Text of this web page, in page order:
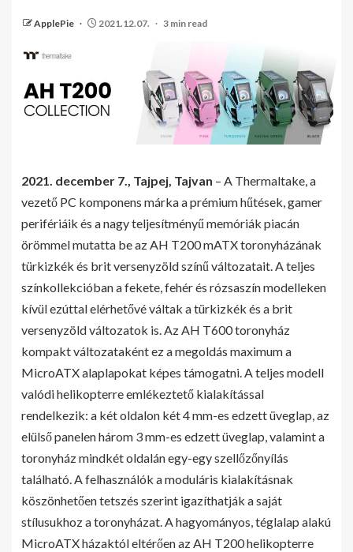
ApplePie 2021.12.07. 3 min read
2021. december 7., Tajpej, Tajvan – A Thermaltake, a
vezető PC komponens márka a prémium hűtések, gamer
perifériáik és a nagy teljesítményű memóriák piacán
örömmel mutatta be az AH T200 mATX toronyházának
türkizkék és brit versenyzöld színű változatait. A teljes
színkollekcióban a fekete, fehér és rózsaszín modelleken
kívül ezúttal elérhetővé váltak a türkizkék és a brit
versenyzöld változatok is. Az AH T600 toronyház
kompakt változataként ez a megoldás maximum a
MicroATX alaplapokat képes támogatni. A teljes modell
valódi helikopterre emlékeztető kialakítással
rendelkezik: a két oldalon két 4 mm-es edzett üveglap, az
elülső panelen három 3 mm-es edzett üveglap, valamint a
toronyház mindkét oldalán egy-egy szellőzőnyílás
található. A felhasználók a moduláris kialakításnak
köszönhetően tetszés szerint igazíthatják a saját
stílusukhoz a toronyházat. A hagyományos, téglalap alakú
MicroATX házaktól eltérően az AH T200 helikopterre